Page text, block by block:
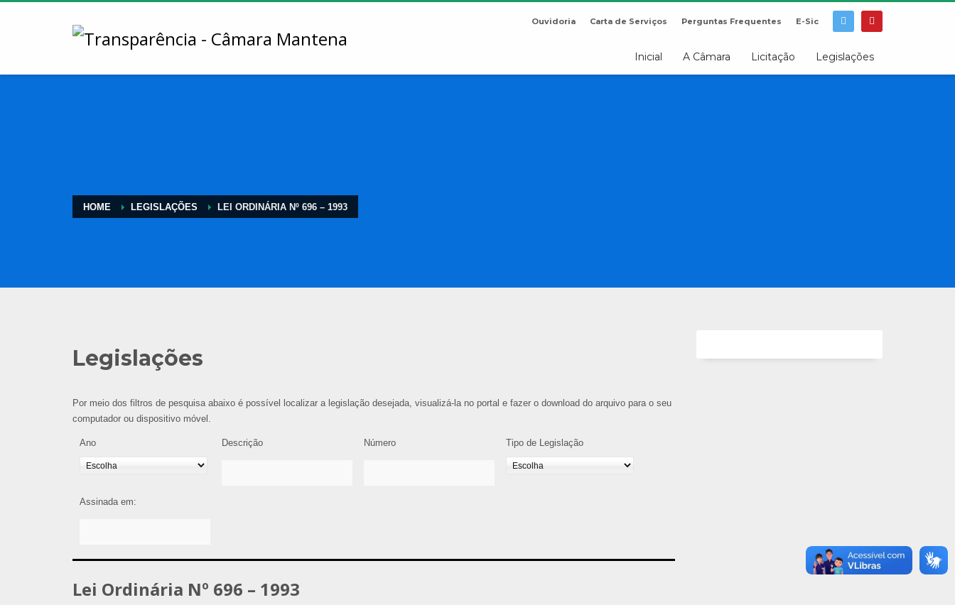
Ouvidoria Carta de Serviços Perguntas Frequentes E-Sic
Inicial A Câmara Licitação Legislações
HOME LEGISLAÇÕES LEI ORDINÁRIA Nº 696 – 1993
Legislações
Por meio dos filtros de pesquisa abaixo é possível localizar a legislação desejada, visualizá-la no portal e fazer o download do arquivo para o seu
computador ou dispositivo móvel.
Ano Descrição Número Tipo de Legislação
Assinada em:
Lei Ordinária Nº 696 – 1993